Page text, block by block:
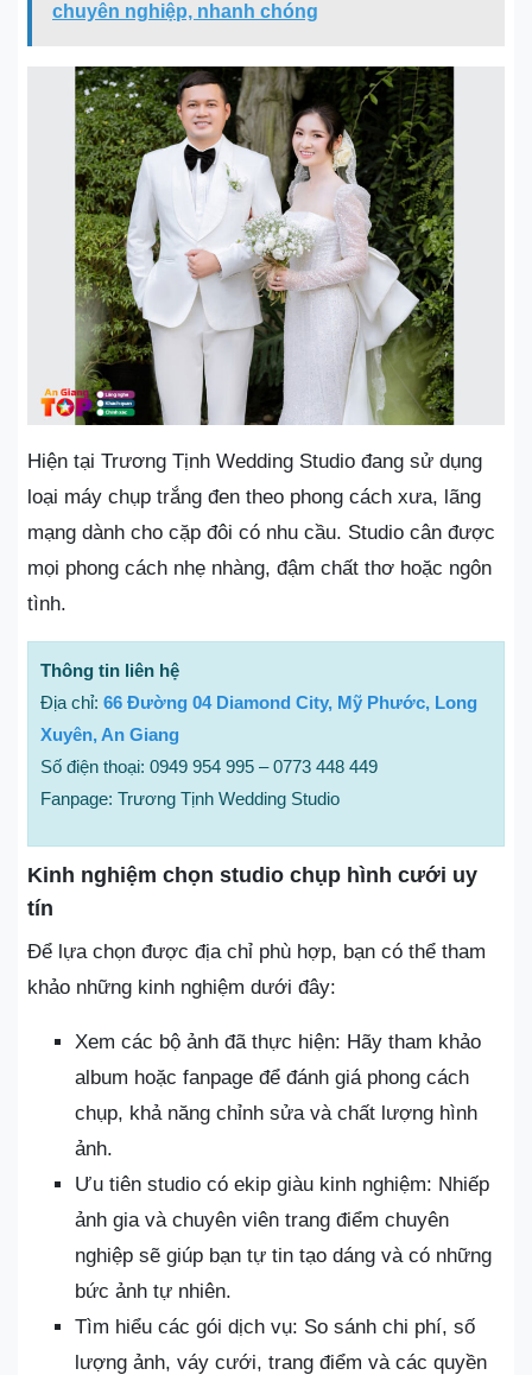
chuyên nghiệp, nhanh chóng
Hiện tại Trương Tịnh Wedding Studio đang sử dụng
loại máy chụp trắng đen theo phong cách xưa, lãng
mạng dành cho cặp đôi có nhu cầu. Studio cân được
mọi phong cách nhẹ nhàng, đậm chất thơ hoặc ngôn
tình.
Thông tin liên hệ
Địa chỉ: 66 Đường 04 Diamond City, Mỹ Phước, Long
Xuyên, An Giang
Số điện thoại: 0949 954 995 – 0773 448 449
Fanpage: Trương Tịnh Wedding Studio
Kinh nghiệm chọn studio chụp hình cưới uy
tín
Để lựa chọn được địa chỉ phù hợp, bạn có thể tham
khảo những kinh nghiệm dưới đây:
Xem các bộ ảnh đã thực hiện: Hãy tham khảo
album hoặc fanpage để đánh giá phong cách
chụp, khả năng chỉnh sửa và chất lượng hình
ảnh.
Ưu tiên studio có ekip giàu kinh nghiệm: Nhiếp
ảnh gia và chuyên viên trang điểm chuyên
nghiệp sẽ giúp bạn tự tin tạo dáng và có những
bức ảnh tự nhiên.
Tìm hiểu các gói dịch vụ: So sánh chi phí, số
lượng ảnh, váy cưới, trang điểm và các quyền